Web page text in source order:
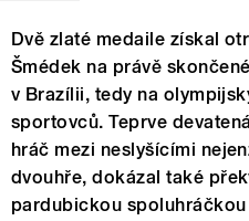
Dvě zlaté medaile získal
Šmédek na právě
v Brazílii, tedy na
sportovců. Teprve
hráč mezi neslyšícími
dvouhře, dokázal také
pardubickou